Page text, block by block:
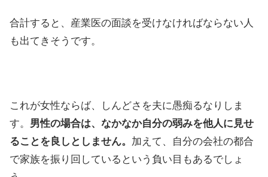
合計すると、産業医の面談を受けなければならない人
も出てきそうです。
これが女性ならば、しんどさを夫に愚痴るなりしま
す。 男性の場合は、なかなか自分の弱みを他人に見せ
ることを良しとしません。 加えて、自分の会社の都合
で家族を振り回しているという負い目もあるでしょ